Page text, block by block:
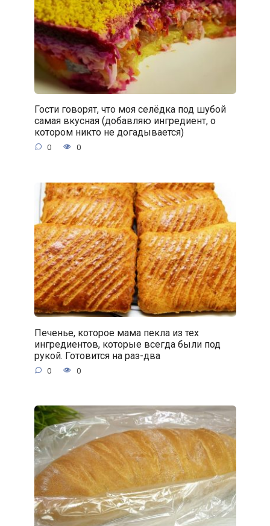
Гости говорят, что моя селёдка под шубой
самая вкусная (добавляю ингредиент, о
котором никто не догадывается)
0 0
Печенье, которое мама пекла из тех
ингредиентов, которые всегда были под
рукой. Готовится на раз-два
0 0